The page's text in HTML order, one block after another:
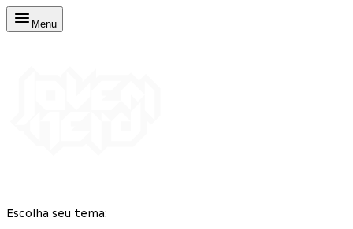
Menu
Escolha seu tema: